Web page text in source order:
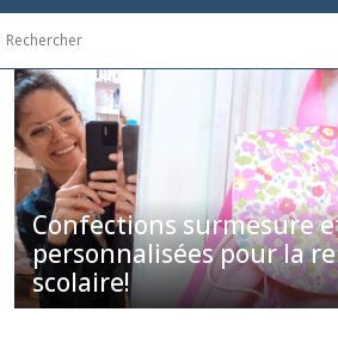
Confections surmesure
personnalisées pour la
scolaire!
maternelle
(17)
trousse
à
crayons
(4)
Spécial
sieste
maternelle